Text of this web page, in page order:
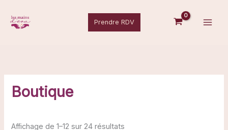
contenu
Prendre RDV
Boutique
Affichage de 1–12 sur 24 résultats